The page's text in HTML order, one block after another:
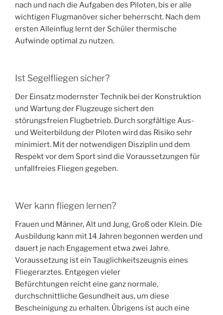
nach und nach die Aufgaben des Piloten, bis er alle
wichtigen Flugmanöver sicher beherrscht. Nach dem
ersten Alleinflug lernt der Schüler thermische
Aufwinde optimal zu nutzen.
Ist Segelfliegen sicher?
Der Einsatz modernster Technik bei der Konstruktion
und Wartung der Flugzeuge sichert den
störungsfreien Flugbetrieb. Durch sorgfältige Aus-
und Weiterbildung der Piloten wird das Risiko sehr
minimiert. Mit der notwendigen Disziplin und dem
Respekt vor dem Sport sind die Voraussetzungen für
unfallfreies Fliegen gegeben.
Wer kann fliegen lernen?
Frauen und Männer, Alt und Jung, Groß oder Klein. Die
Ausbildung kann mit 14 Jahren begonnen werden und
dauert je nach Engagement etwa zwei Jahre.
Voraussetzung ist ein Tauglichkeitszeugnis eines
Fliegerarztes. Entgegen vieler
Befürchtungen reicht eine ganz normale,
durchschnittliche Gesundheit aus, um diese
Bescheinigung zu erhalten. Übrigens ist auch eine